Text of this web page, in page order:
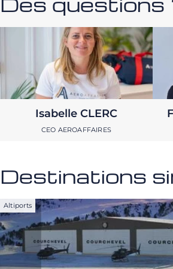
Isabelle CLERC
CEO AEROAFFAIRES
Destinations
Altiports